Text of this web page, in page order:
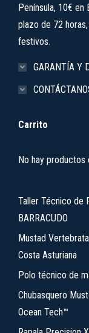
Península, 10€ en
plazo de 72
festivos.
GARANTÍA Y
Carrito
No hay productos
Taller Técnico de
BARRACUDO
Mustad
Costa Asturiana
Polo técnico de
Chubasquero
Ocean Tech™